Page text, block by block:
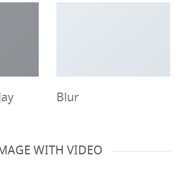
Blur
WITH VIDEO